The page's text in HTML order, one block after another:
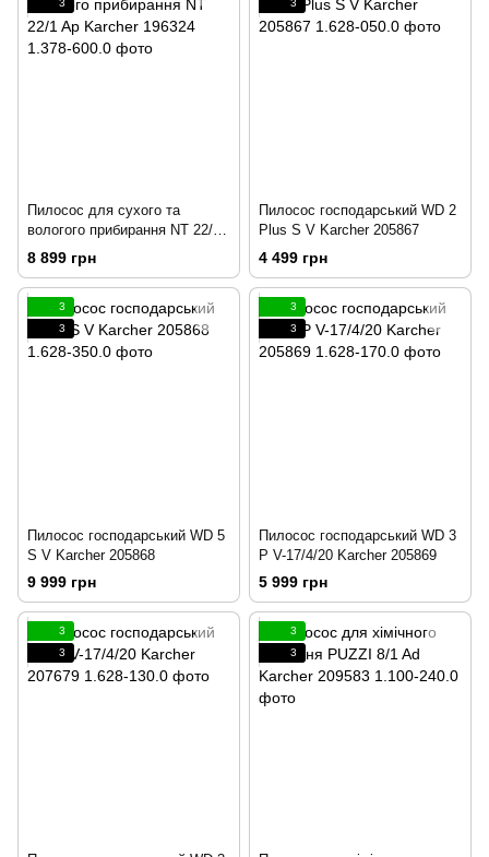
3
Пилосос для сухого та
вологого прибирання NT 22/1
Ap Karcher 196324
8 899 грн
3
Пилосос господарський WD 2
Plus S V Karcher 205867
4 499 грн
3
3
Пилосос господарський WD 5
S V Karcher 205868
9 999 грн
3
3
Пилосос господарський WD 3
P V-17/4/20 Karcher 205869
5 999 грн
3
3
3
3